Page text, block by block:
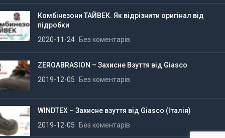
Комбінезони ТАЙВЕК. Як відрізнити оригінал від
підробки
2020-11-24
Без коментарів
ZEROABRASION – Захисне Взуття від Giasco
2019-12-05
Без коментарів
WINDTEX – Захисне взуття від Giasco (Італія)
2019-12-05
Без коментарів